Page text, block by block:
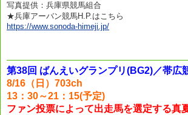
写真提供：兵庫県競馬組合
★兵庫アーバン競馬H.P.はこちら
https://www.sonoda-himeji.jp/
第38回 ばんえいグランプリ(BG2)／帯広
8/16（日）703ch
13：30～21：15(予定)
ファン投票によって出走馬を選定する真